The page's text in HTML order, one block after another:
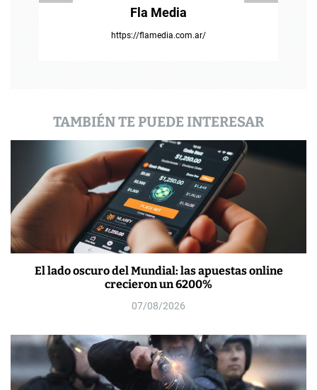
Fla Media
https://flamedia.com.ar/
TAMBIÉN TE PUEDE INTERESAR
El lado oscuro del Mundial: las apuestas online
crecieron un 6200%
07/08/2026